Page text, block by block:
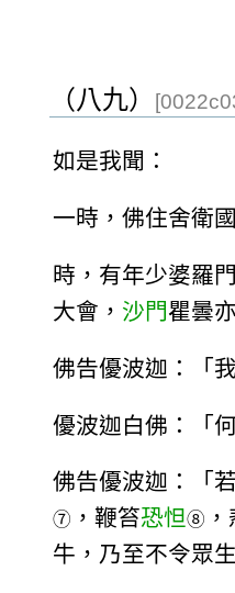
（八九）
如是我聞：
一時，佛住舍衛
時，有年少婆羅
大會， 沙門瞿曇
佛告優波迦：「
優波迦白佛：「
佛告優波迦：「
⑦ ，鞭笞恐怛⑧
牛，乃至不令眾